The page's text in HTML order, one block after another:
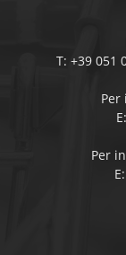
T: +39 051
E:
Per
E: